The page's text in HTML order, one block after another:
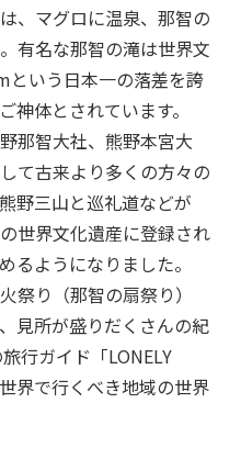
る
、マグロに温泉、那智の
有名な那智の滝は世界文
という日本一の落差を誇
神体とされています。
那智大社、熊野本宮大
て古来より多くの方々の
野三山と巡礼道などが
世界文化遺産に登録され
るようになりました。
祭り（那智の扇祭り）
見所が盛りだくさんの紀
行ガイド「LONELY
界で行くべき地域の世界